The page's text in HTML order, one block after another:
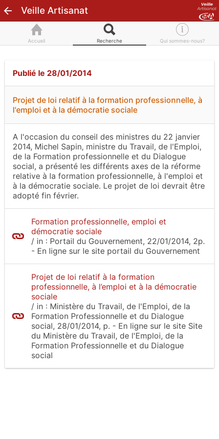
Veille Artisanat
Accueil Recherche Qui sommes-nous?
Publié le 28/01/2014
Projet de loi relatif à la formation professionnelle, à
l'emploi et à la démocratie sociale
A l'occasion du conseil des ministres du 22 janvier
2014, Michel Sapin, ministre du Travail, de l'Emploi,
de la Formation professionnelle et du Dialogue
social, a présenté les différents axes de la réforme
relative à la formation professionnelle, à l'emploi et
à la démocratie sociale. Le projet de loi devrait être
adopté fin février.
Formation professionnelle, emploi et
démocratie sociale
/ in : Portail du Gouvernement, 22/01/2014, 2p.
- En ligne sur le site portail du Gouvernement
Projet de loi relatif à la formation
professionnelle, à l’emploi et à la démocratie
sociale
/ in : Ministère du Travail, de l'Emploi, de la
Formation Professionnelle et du Dialogue
social, 28/01/2014, p. - En ligne sur le site Site
du Ministère du Travail, de l'Emploi, de la
Formation Professionnelle et du Dialogue
social